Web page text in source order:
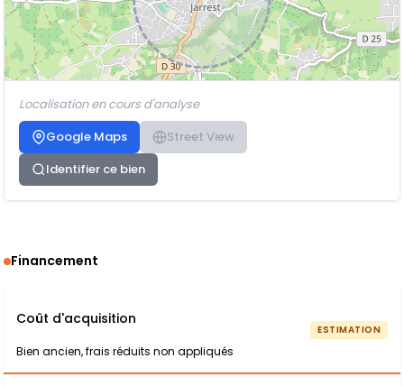
Localisation en cours d'analyse
Google Maps
Street View
Identifier ce bien
Financement
Coût d'acquisition
Bien ancien, frais réduits non appliqués
ESTIMATION